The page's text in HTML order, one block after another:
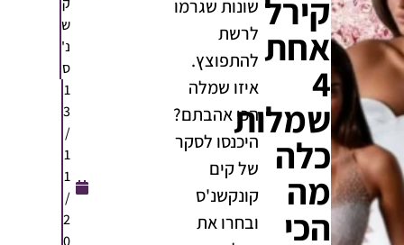
קירל
אחת
4
שמלות
כלה
מה
הכי
שונות שגרמו
לרשת
להתפוצץ.
איזו שמלה
הכי אהבתם?
היכנסו לסקר
של קים
קונקשנ'ס
ובחרו את
ש
נ'
ס
1
3
/
1
1
/
2
0